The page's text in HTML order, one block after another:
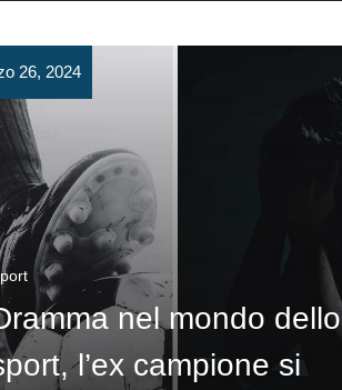
26, 2024
nel mondo dello
l’ex campione si